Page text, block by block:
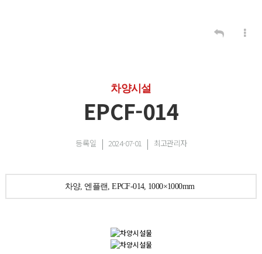
차양시설
EPCF-014
등록일 2024-07-01 최고관리자
차양, 엔플랜, EPCF-014, 1000×1000mm